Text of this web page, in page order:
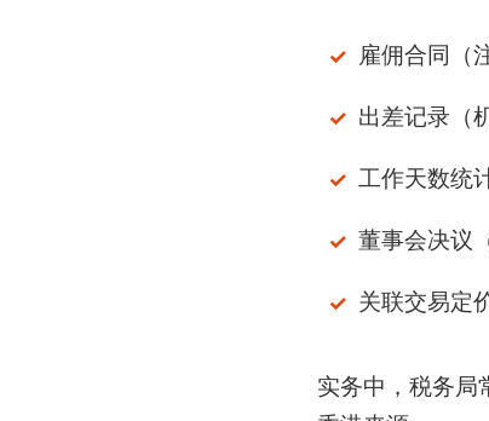
雇佣合同（
出差记录（
工作天数统
董事会决议
关联交易定
实务中，税务局